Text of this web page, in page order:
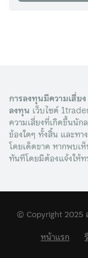
การลงทุนมีความเสี่
ลงทุน เว็บไซต์
ความเสี่ยงที่เกิดขึ้นนัก
ข้องใดๆ ทั้งสิ้น และทา
โดยเด็ดขาด หากพบเ
ทันทีโดยมิต้องแจ้งให้ท
© Copyright 2025
หน้าแรก